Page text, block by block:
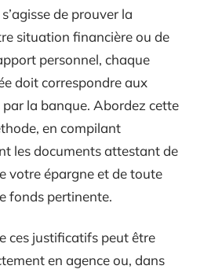
de prouver la
situation financière ou de
personnel, chaque
doit correspondre aux
la banque. Abordez cette
en compilant
les documents attestant de
votre épargne et de toute
fonds pertinente.
ces justificatifs peut être
en agence ou, dans